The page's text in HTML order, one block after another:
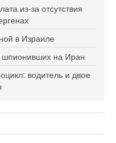
из-за отсутствия
в Израиле
шпионивших на Иран
водитель и двое